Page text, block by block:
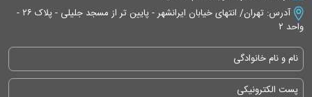
آدرس: تهران/ انتهای خیابان ایرانشهر - پایین تر از مسجد جلیلی - پلاک ۲۶ -
واحد ۲